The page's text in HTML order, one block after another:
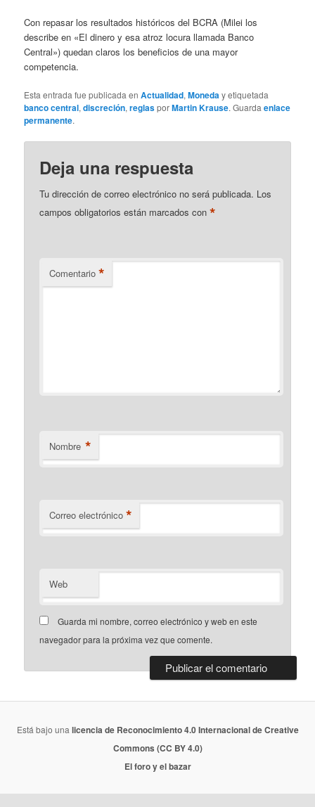
Con repasar los resultados históricos del BCRA (Milei los
describe en «El dinero y esa atroz locura llamada Banco
Central») quedan claros los beneficios de una mayor
competencia.
Esta entrada fue publicada enActualidad,Moneday etiquetada
banco central,discreción,reglasporMartin Krause. Guardaenlace
permanente.
Deja una respuesta
Tu dirección de correo electrónico no será publicada. Los
campos obligatorios están marcados con*
Comentario *
Nombre *
Correo electrónico *
Web
Guarda mi nombre, correo electrónico y web en este
navegador para la próxima vez que comente.
Está bajo una licencia de Reconocimiento 4.0 Internacional de Creative
Commons (CC BY 4.0)
El foro y el bazar